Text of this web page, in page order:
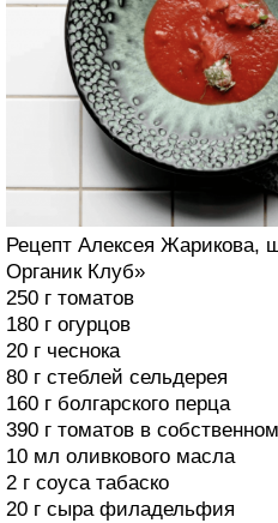
Рецепт Алексея Жарикова,
Органик Клуб»
250 г томатов
180 г огурцов
20 г чеснока
80 г стеблей сельдерея
160 г болгарского перца
390 г томатов в
10 мл оливкового масла
2 г соуса табаско
20 г сыра филадельфия